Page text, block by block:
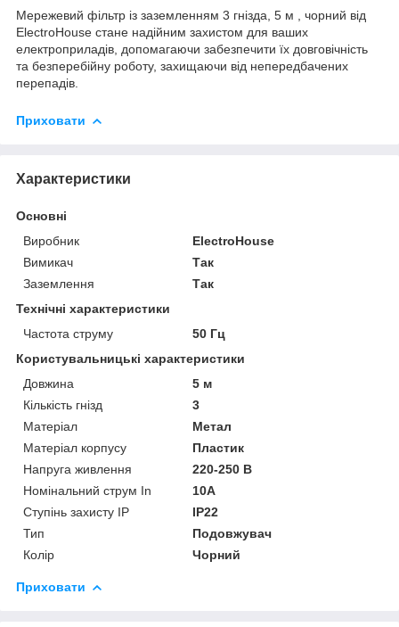
Мережевий фільтр із заземленням 3 гнізда, 5 м , чорний від
ElectroHouse стане надійним захистом для ваших
електроприладів, допомагаючи забезпечити їх довговічність
та безперебійну роботу, захищаючи від непередбачених
перепадів.
Приховати
Характеристики
Основні
Виробник
ElectroHouse
Вимикач
Так
Заземлення
Так
Технічні характеристики
Частота струму
50 Гц
Користувальницькі характеристики
Довжина
5 м
Кількість гнізд
3
Матеріал
Метал
Матеріал корпусу
Пластик
Напруга живлення
220-250 В
Номінальний струм In
10A
Ступінь захисту IP
IP22
Тип
Подовжувач
Колір
Чорний
Приховати